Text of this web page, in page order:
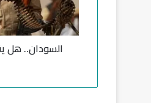
ن
.
.
ق
السودان.. هل